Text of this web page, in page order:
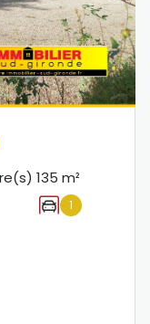
Maison 5 pièce(s) 3 chambre(s) 135 m²
1